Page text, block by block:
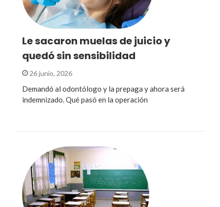
Le sacaron muelas de juicio y
quedó sin sensibilidad
26 junio, 2026
Demandó al odontólogo y la prepaga y ahora será
indemnizado. Qué pasó en la operación